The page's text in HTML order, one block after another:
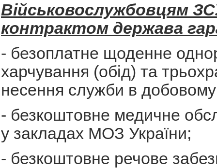
Військовослужбовцям
контрактом держава
- безоплатне щоденне
харчування (обід) та
несення служби в добовому
- безкоштовне медичне
у закладах МОЗ України;
- безкоштовне речове